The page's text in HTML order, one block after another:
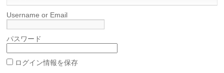
Username or Email
パスワード
ログイン情報を保存